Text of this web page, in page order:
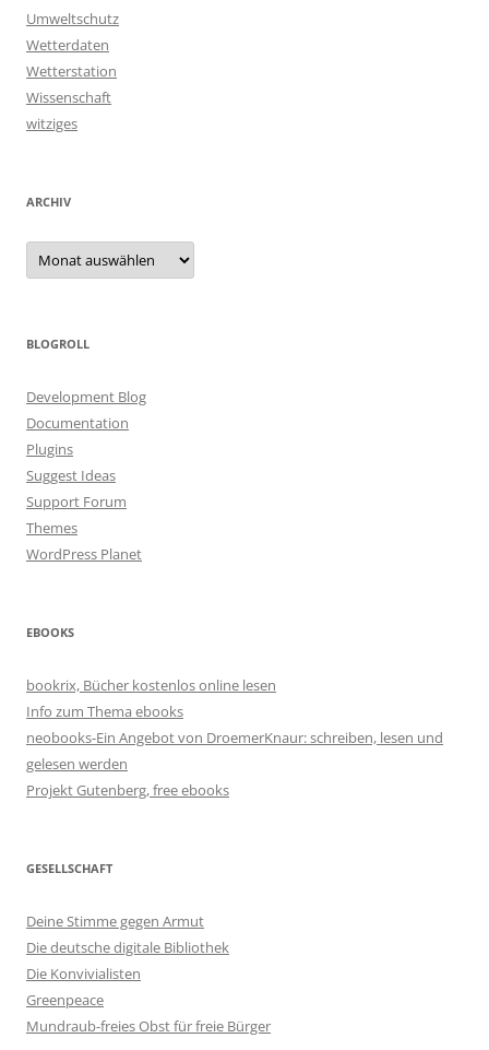
Umweltschutz
Wetterdaten
Wetterstation
Wissenschaft
witziges
ARCHIV
Archiv
BLOGROLL
Development Blog
Documentation
Plugins
Suggest Ideas
Support Forum
Themes
WordPress Planet
EBOOKS
bookrix, Bücher kostenlos online lesen
Info zum Thema ebooks
neobooks-Ein Angebot von DroemerKnaur: schreiben, lesen und
gelesen werden
Projekt Gutenberg, free ebooks
GESELLSCHAFT
Deine Stimme gegen Armut
Die deutsche digitale Bibliothek
Die Konvivialisten
Greenpeace
Mundraub-freies Obst für freie Bürger